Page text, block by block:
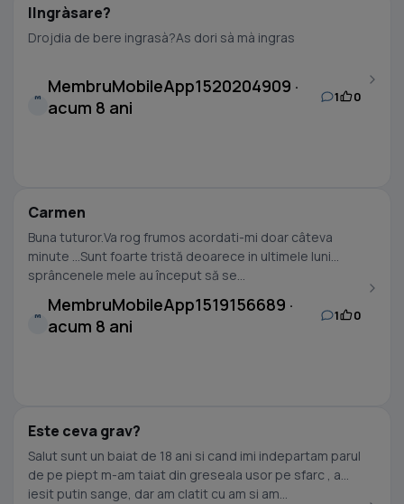
IIngràsare?
Drojdia de bere ingrasà?As dori sà mà ingras
M
MembruMobileApp1520204909 ·
acum 8 ani
1 0
Carmen
Buna tuturor.Va rog frumos acordati-mi doar câteva
minute ...Sunt foarte tristă deoarece in ultimele luni
sprâncenele mele au început să se...
M
MembruMobileApp1519156689 ·
acum 8 ani
1 0
Este ceva grav?
Salut sunt un baiat de 18 ani si cand imi indepartam parul
de pe piept m-am taiat din greseala usor pe sfarc , a
iesit putin sange, dar am clatit cu am si am...